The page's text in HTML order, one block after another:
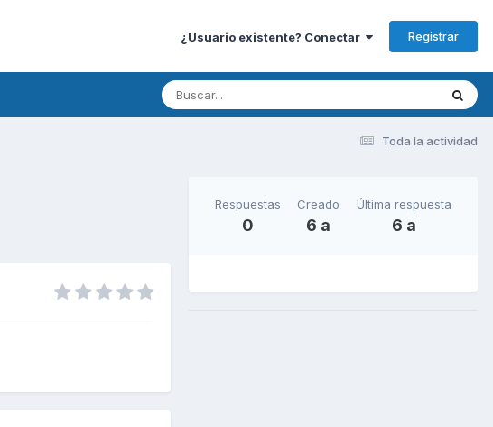
¿Usuario existente? Conectar Registrar
Toda la actividad
Respuestas
0
Creado
6 a
Última respuesta
6 a